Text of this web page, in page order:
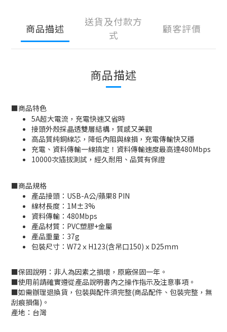
商品描述
送貨及付款方
式
顧客評價
商品描述
■商品特色
5A超大電流，充電快速又省時
接頭外殼採晶透雙層結構，質感又美觀
高品質純銅線芯，降低內阻與線損，充電傳輸快又穩
充電、資料傳輸一線搞定！資料傳輸速度最高達480Mbps
10000次插拔測試，經久耐用、品質有保證
■商品規格
產品接頭：USB-A公/蘋果8 PIN
線材長度：1M±3%
資料傳輸：480Mbps
產品材質：PVC塑膠+金屬
產品重量：37g
包裝尺寸：W72ｘH123(含吊口150)ｘD25mm
■保固說明：非人為因素之損壞，原廠保固一年。
■使用前請確實遵從產品說明書內之操作指示及注意事項。
■如需辦理退換貨，包裝與配件須完整(商品配件、包裝完整，無
刮痕損傷) 。
產地：台灣